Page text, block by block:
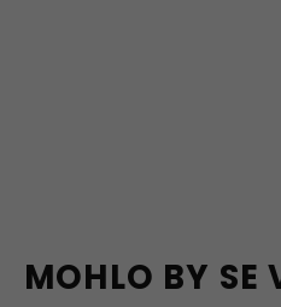
MOHLO BY SE